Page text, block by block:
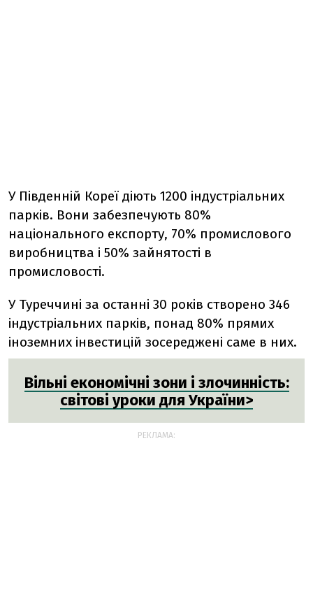
У Південній Кореї діють 1200 індустріальних
парків. Вони забезпечують 80%
національного експорту, 70% промислового
виробництва і 50% зайнятості в
промисловості.
У Туреччині за останні 30 років створено 346
індустріальних парків, понад 80% прямих
іноземних інвестицій зосереджені саме в них.
Вільні економічні зони і злочинність:
світові уроки для України>
РЕКЛАМА: